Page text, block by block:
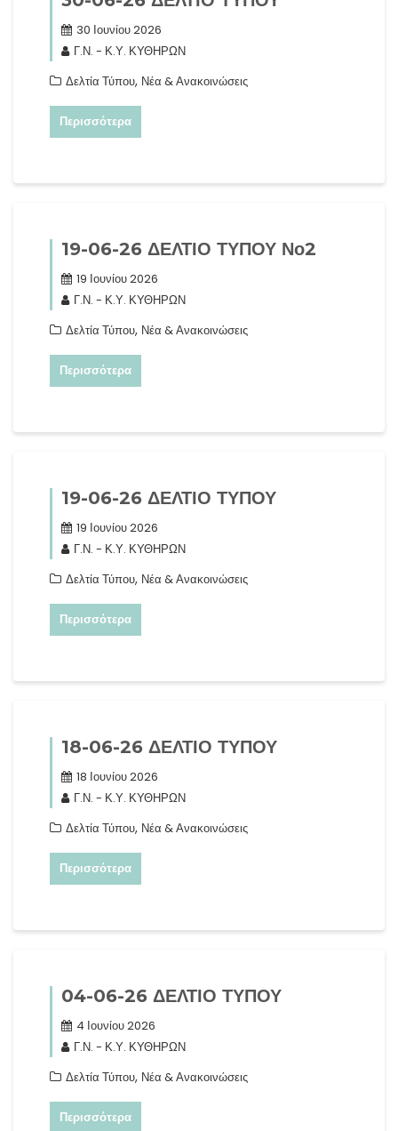
30 Ιουνίου 2026
Γ.Ν. - Κ.Υ. ΚΥΘΗΡΩΝ
Δελτία Τύπου, Νέα & Ανακοινώσεις
Περισσότερα
19-06-26 ΔΕΛΤΙΟ ΤΥΠΟΥ Νο2
19 Ιουνίου 2026
Γ.Ν. - Κ.Υ. ΚΥΘΗΡΩΝ
Δελτία Τύπου, Νέα & Ανακοινώσεις
Περισσότερα
19-06-26 ΔΕΛΤΙΟ ΤΥΠΟΥ
19 Ιουνίου 2026
Γ.Ν. - Κ.Υ. ΚΥΘΗΡΩΝ
Δελτία Τύπου, Νέα & Ανακοινώσεις
Περισσότερα
18-06-26 ΔΕΛΤΙΟ ΤΥΠΟΥ
18 Ιουνίου 2026
Γ.Ν. - Κ.Υ. ΚΥΘΗΡΩΝ
Δελτία Τύπου, Νέα & Ανακοινώσεις
Περισσότερα
04-06-26 ΔΕΛΤΙΟ ΤΥΠΟΥ
4 Ιουνίου 2026
Γ.Ν. - Κ.Υ. ΚΥΘΗΡΩΝ
Δελτία Τύπου, Νέα & Ανακοινώσεις
Περισσότερα